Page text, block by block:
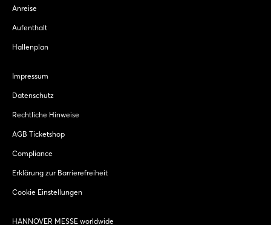
Anreise
Aufenthalt
Hallenplan
Impressum
Datenschutz
Rechtliche Hinweise
AGB Ticketshop
Compliance
Erklärung zur Barrierefreiheit
Cookie Einstellungen
HANNOVER MESSE worldwide